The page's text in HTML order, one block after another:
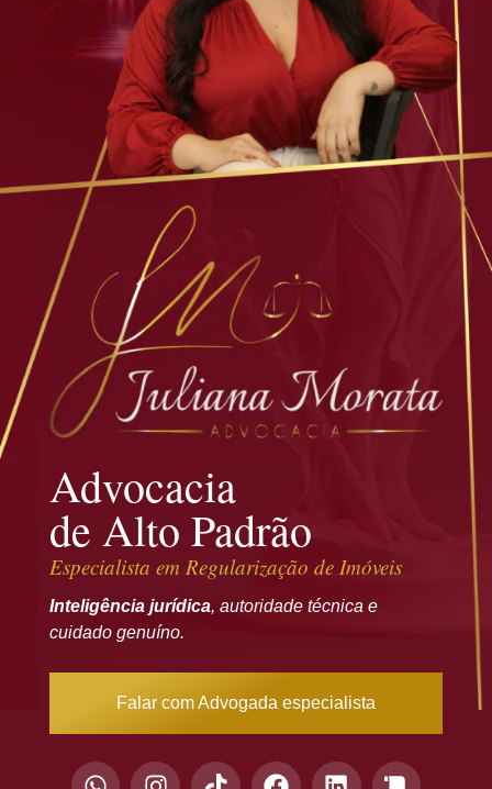
Advocacia
de Alto Padrão
Especialista em Regularização de Imóveis
Inteligência jurídica, autoridade técnica e
cuidado genuíno.
Falar com Advogada especialista